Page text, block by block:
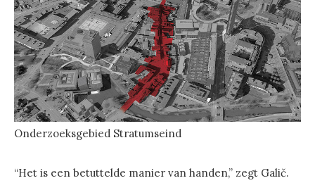
Onderzoeksgebied Stratumseind
“Het is een betuttelde manier van handen,” zegt Galič.